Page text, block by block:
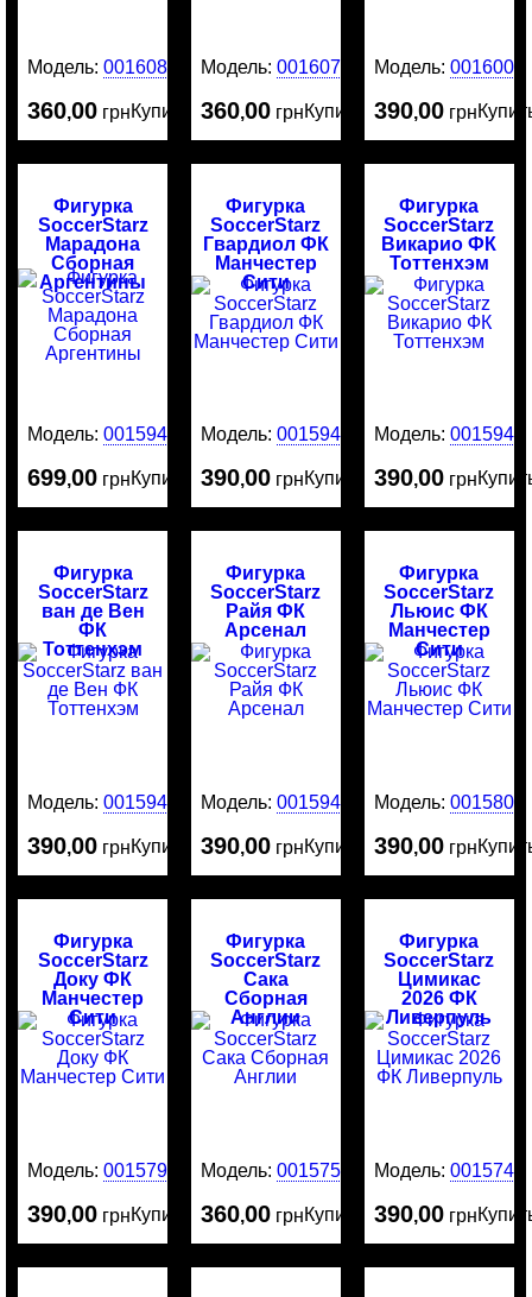
Модель:0016080
360,00 грнКупить
Модель:0016079
360,00 грнКупить
Модель: 0016003
390,00 грн
Фигурка
SoccerStarz
Марадона
Сборная
Аргентины
Модель:0015946
699,00 грнКупить
Фигурка
SoccerStarz
Гвардиол ФК
Манчестер
Сити
Модель:0015945
390,00 грнКупить
Фигурка
SoccerStarz
Викарио ФК
Тоттенхэм
Модель: 0015944
390,00 грн
Фигурка
SoccerStarz
ван де Вен
ФК
Тоттенхэм
Модель:0015943
390,00 грнКупить
Фигурка
SoccerStarz
Райя ФК
Арсенал
Модель:0015942
390,00 грнКупить
Фигурка
SoccerStarz
Льюис ФК
Манчестер
Сити
Модель: 0015800
390,00 грн
Фигурка
SoccerStarz
Доку ФК
Манчестер
Сити
Модель:0015799
390,00 грнКупить
Фигурка
SoccerStarz
Сака
Сборная
Англии
Модель:0015751
360,00 грнКупить
Фигурка
SoccerStarz
Цимикас
2026 ФК
Ливерпуль
Модель: 0015741
390,00 грн